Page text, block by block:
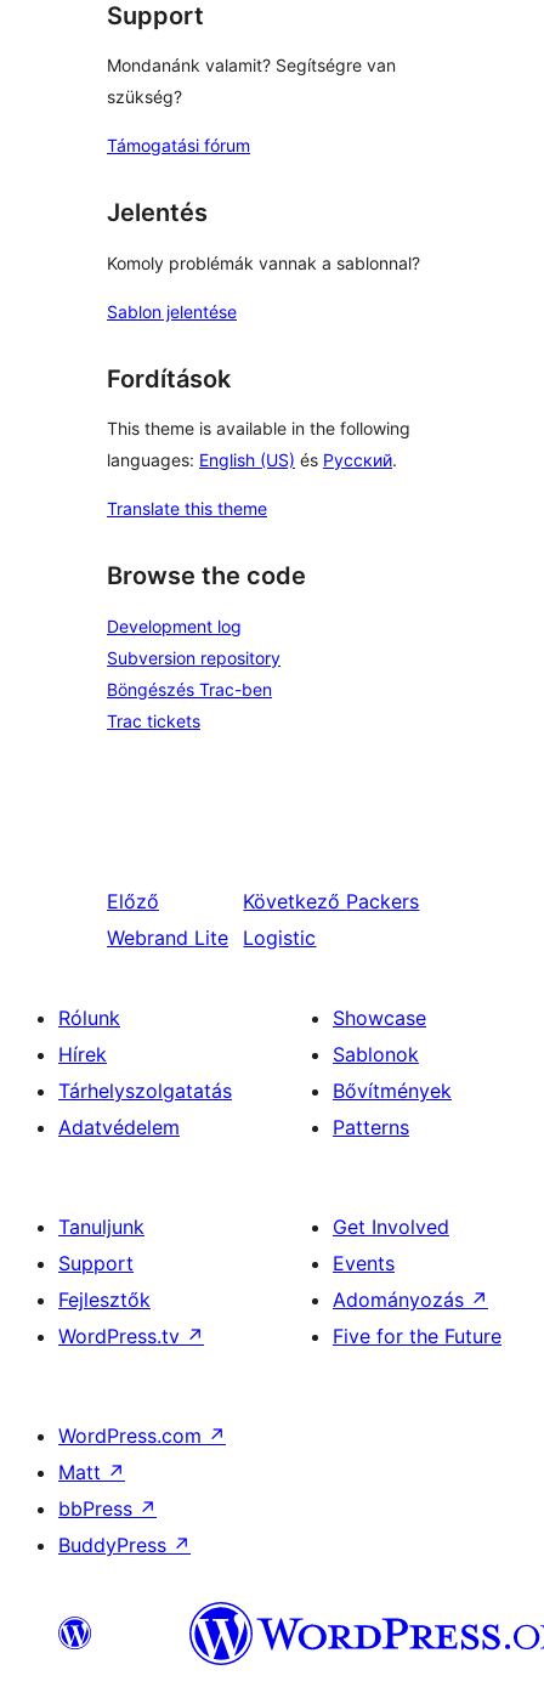
Support
Mondanánk valamit? Segítségre van
szükség?
Támogatási fórum
Jelentés
Komoly problémák vannak a sablonnal?
Sablon jelentése
Fordítások
This theme is available in the following
languages: English (US) és Русский.
Translate this theme
Browse the code
Development log
Subversion repository
Böngészés Trac-ben
Trac tickets
Előző
Webrand Lite
Következő Packers
Logistic
Rólunk
Hírek
Tárhelyszolgatatás
Adatvédelem
Showcase
Sablonok
Bővítmények
Patterns
Tanuljunk
Support
Fejlesztők
WordPress.tv ↗
Get Involved
Events
Adományozás ↗
Five for the Future
WordPress.com ↗
Matt ↗
bbPress ↗
BuddyPress ↗